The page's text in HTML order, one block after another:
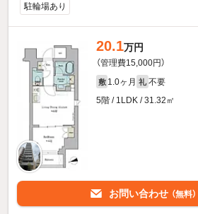
駐輪場あり
20.1万円
（管理費15,000円）
敷 1.0ヶ月 礼 不要
5階 / 1LDK / 31.32㎡
お問い合わせ （無料）